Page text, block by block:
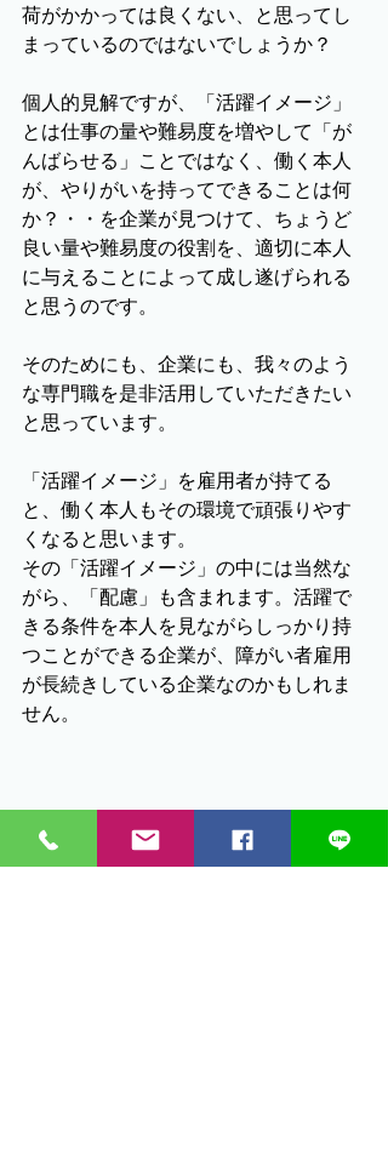
荷がかかっては良くない、と思ってし
まっているのではないでしょうか？
個人的見解ですが、「活躍イメージ」
とは仕事の量や難易度を増やして「が
んばらせる」ことではなく、働く本人
が、やりがいを持ってできることは何
か？・・を企業が見つけて、ちょうど
良い量や難易度の役割を、適切に本人
に与えることによって成し遂げられる
と思うのです。
そのためにも、企業にも、我々のよう
な専門職を是非活用していただきたい
と思っています。
「活躍イメージ」を雇用者が持てる
と、働く本人もその環境で頑張りやす
くなると思います。
その「活躍イメージ」の中には当然な
がら、「配慮」も含まれます。活躍で
きる条件を本人を見ながらしっかり持
つことができる企業が、障がい者雇用
が長続きしている企業なのかもしれま
せん。